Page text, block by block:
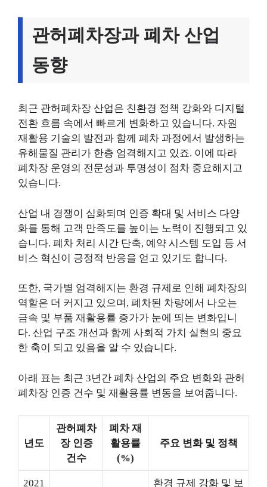
관허폐차장과 폐차 산업
동향
최근 관허폐차장 산업은 친환경 정책 강화와 디지털
전환 흐름 속에서 빠르게 변화하고 있습니다. 자원
재활용 기술의 발전과 함께 폐차 과정에서 발생하는
유해물질 관리가 한층 엄격해지고 있죠. 이에 따라
폐차장 운영의 전문성과 투명성이 점차 중요해지고
있습니다.
산업 내 경쟁이 심화되며 인증 확대 및 서비스 다양
화를 통해 고객 만족도를 높이는 노력이 진행되고 있
습니다. 폐차 처리 시간 단축, 예약 시스템 도입 등 서
비스 혁신이 긍정적 반응을 얻고 있기도 합니다.
또한, 국가별 엄격해지는 환경 규제로 인해 폐차장의
역할은 더 커지고 있으며, 폐차된 차량에서 나오는
금속 및 부품 재활용률 증가가 눈에 띄는 변화입니
다. 산업 구조 개선과 함께 사회적 가치 실현의 중요
한 축이 되고 있음을 알 수 있습니다.
아래 표는 최근 3년간 폐차 산업의 주요 변화와 관허
폐차장 인증 건수 및 재활용률 변동을 보여줍니다.
년도
관허폐차
장 인증
건수
폐차 재
활용률
(%)
주요 변화 및 정책
2021 환경 규제 강화 및 보